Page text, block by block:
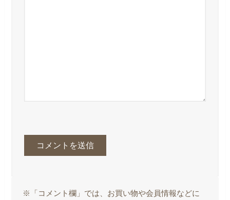
※「コメント欄」では、お買い物や会員情報などに